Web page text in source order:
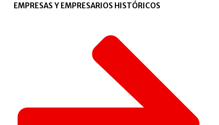
EMPRESAS Y EMPRESARIOS HISTÓRICOS